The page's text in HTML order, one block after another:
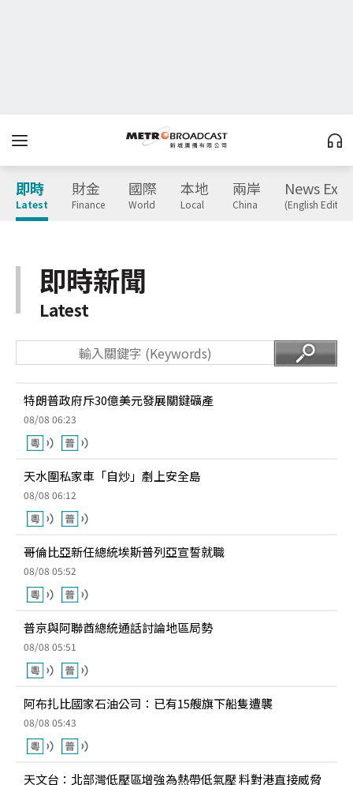
即時
Latest
財金
Finance
國際
World
本地
Local
兩岸
China
News
(English
即時新聞
Latest
特朗普政府斥30億美元發展關鍵礦產
08/08 06:23
天水圍私家車「自炒」剷上安全島
08/08 06:12
哥倫比亞新任總統埃斯普列亞宣誓就職
08/08 05:52
普京與阿聯酋總統通話討論地區局勢
08/08 05:51
阿布扎比國家石油公司：已有15艘旗下船隻遭襲
08/08 05:43
天文台：北部灣低壓區增強為熱帶低氣壓 料對港直接威脅